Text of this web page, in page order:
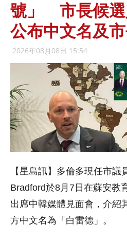
號」 市長候
公布中文名及
2026年08月08日 15:54
【星島訊】多倫多現任市議
Bradford於8月7日在蘇安教
出席中韓媒體見面會，介紹
方中文名為「白雷德」。